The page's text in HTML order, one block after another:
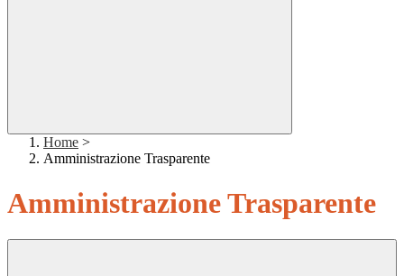
Home >
Amministrazione Trasparente
Amministrazione Trasparente